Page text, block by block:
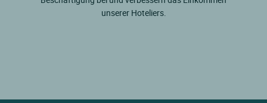
unserer Hoteliers.